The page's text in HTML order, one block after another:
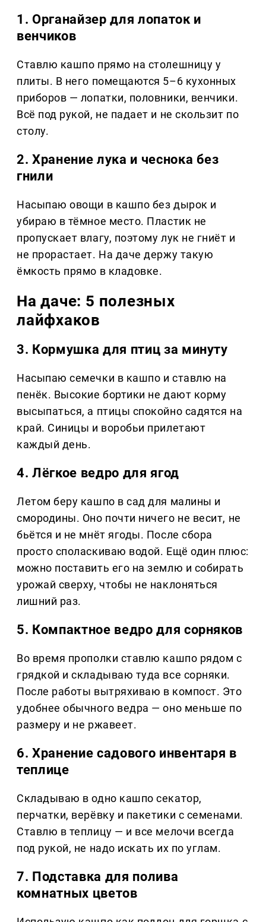
1. Органайзер для лопаток и
венчиков
Ставлю кашпо прямо на столешницу у
плиты. В него помещаются 5–6 кухонных
приборов — лопатки, половники, венчики.
Всё под рукой, не падает и не скользит по
столу.
2. Хранение лука и чеснока без
гнили
Насыпаю овощи в кашпо без дырок и
убираю в тёмное место. Пластик не
пропускает влагу, поэтому лук не гниёт и
не прорастает. На даче держу такую
ёмкость прямо в кладовке.
На даче: 5 полезных
лайфхаков
3. Кормушка для птиц за минуту
Насыпаю семечки в кашпо и ставлю на
пенёк. Высокие бортики не дают корму
высыпаться, а птицы спокойно садятся на
край. Синицы и воробьи прилетают
каждый день.
4. Лёгкое ведро для ягод
Летом беру кашпо в сад для малины и
смородины. Оно почти ничего не весит, не
бьётся и не мнёт ягоды. После сбора
просто споласкиваю водой. Ещё один плюс:
можно поставить его на землю и собирать
урожай сверху, чтобы не наклоняться
лишний раз.
5. Компактное ведро для сорняков
Во время прополки ставлю кашпо рядом с
грядкой и складываю туда все сорняки.
После работы вытряхиваю в компост. Это
удобнее обычного ведра — оно меньше по
размеру и не ржавеет.
6. Хранение садового инвентаря в
теплице
Складываю в одно кашпо секатор,
перчатки, верёвку и пакетики с семенами.
Ставлю в теплицу — и все мелочи всегда
под рукой, не надо искать их по углам.
7. Подставка для полива
комнатных цветов